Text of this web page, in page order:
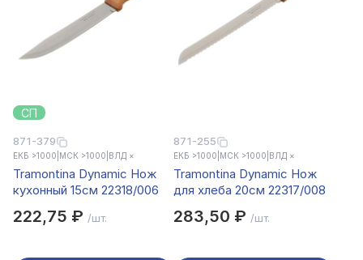
СП
871-379
ЕКБ >1000 МСК >1000 ВЛД ×
Tramontina Dynamic Нож
кухонный 15см 22318/006
222,75 ₽ /шт.
871-255
ЕКБ >1000 МСК >1000 ВЛД ×
Tramontina Dynamic Нож
для хлеба 20см 22317/008
283,50 ₽ /шт.